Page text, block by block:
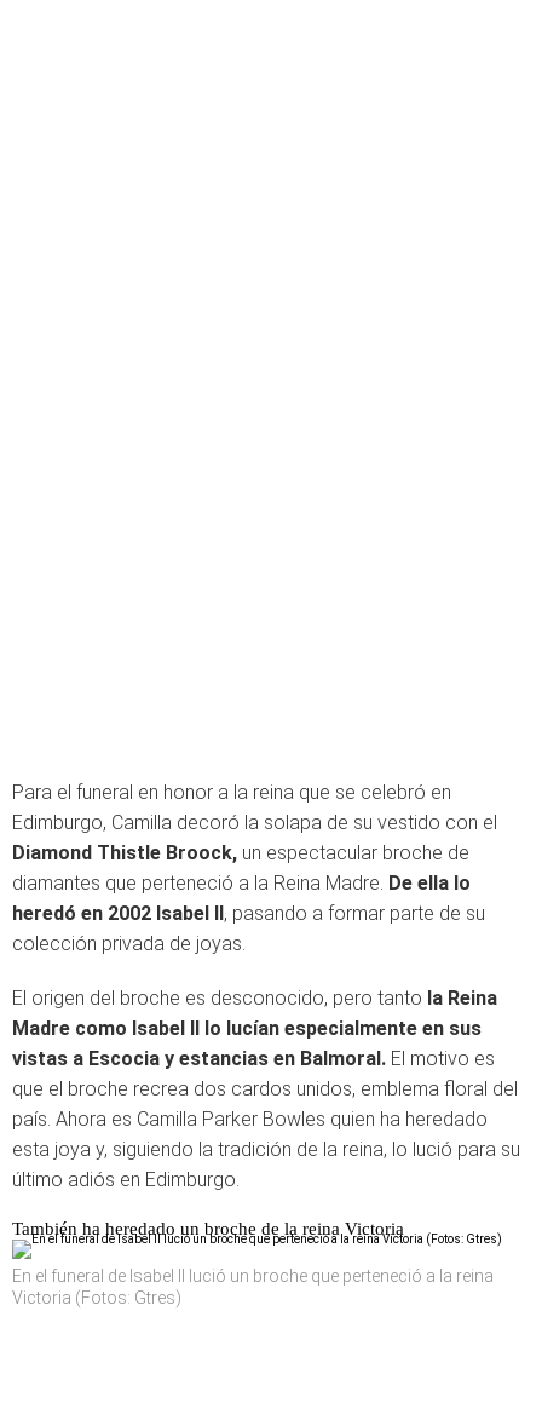
Para el funeral en honor a la reina que se celebró en
Edimburgo, Camilla decoró la solapa de su vestido con el
Diamond Thistle Broock, un espectacular broche de
diamantes que perteneció a la Reina Madre. De ella lo
heredó en 2002 Isabel II, pasando a formar parte de su
colección privada de joyas.
El origen del broche es desconocido, pero tanto la Reina
Madre como Isabel II lo lucían especialmente en sus
vistas a Escocia y estancias en Balmoral. El motivo es
que el broche recrea dos cardos unidos, emblema floral del
país. Ahora es Camilla Parker Bowles quien ha heredado
esta joya y, siguiendo la tradición de la reina, lo lució para su
último adiós en Edimburgo.
También ha heredado un broche de la reina Victoria
En el funeral de Isabel II lució un broche que perteneció a la reina
Victoria (Fotos: Gtres)